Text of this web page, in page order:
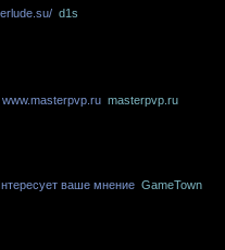
d1s
masterpvp.ru
ваше мнение GameTown